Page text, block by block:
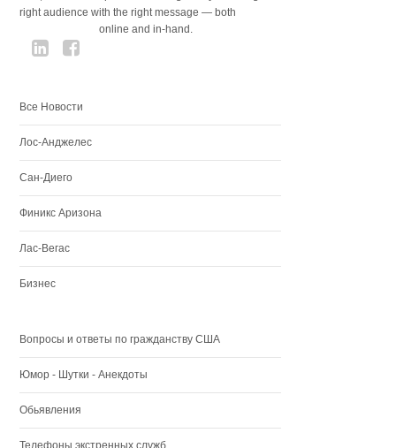
right audience with the right message — both
online and in-hand.
Все Новости
Лос-Анджелес
Сан-Диего
Финикс Аризона
Лас-Вегас
Бизнес
Вопросы и ответы по гражданству США
Юмор - Шутки - Анекдоты
Обьявления
Телефоны экстренных служб